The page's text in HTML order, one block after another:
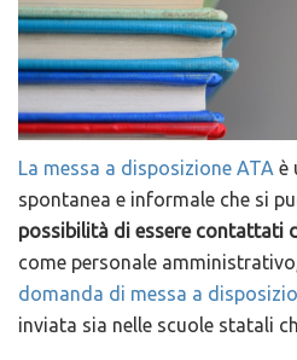
La messa a disposizione ATA è
spontanea e informale che si
possibilità di essere contattati
come personale
domanda di messa a
inviata sia nelle scuole statali